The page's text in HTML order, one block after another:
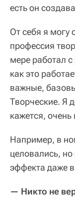
есть он
От себя я могу
профессия
мере работал
как это
важные,
Творческие. Я
кажется,
Например, в
целовались,
эффекта даже
— Никто не